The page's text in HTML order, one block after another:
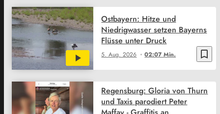
bookmark_border
5. Aug. 2026 02:07 Min.
Ostbayern: Hitze und
Niedrigwasser setzen Bayerns
Flüsse unter Druck
Regensburg: Gloria von Thurn
und Taxis parodiert Peter